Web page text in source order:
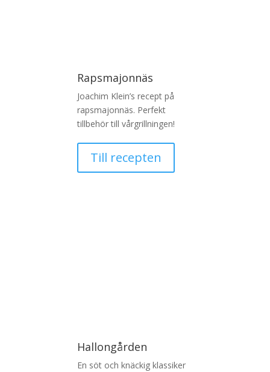
Rapsmajonnäs
Joachim Klein’s recept på
rapsmajonnäs. Perfekt
tillbehör till vårgrillningen!
Till recepten
Hallongården
En söt och knäckig klassiker